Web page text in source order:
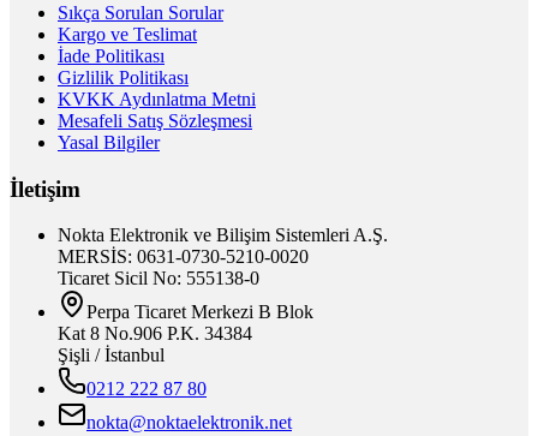
Sıkça Sorulan Sorular
Kargo ve Teslimat
İade Politikası
Gizlilik Politikası
KVKK Aydınlatma Metni
Mesafeli Satış Sözleşmesi
Yasal Bilgiler
İletişim
Nokta Elektronik ve Bilişim Sistemleri A.Ş.
MERSİS: 0631-0730-5210-0020
Ticaret Sicil No: 555138-0
Perpa Ticaret Merkezi B Blok
Kat 8 No.906 P.K. 34384
Şişli / İstanbul
0212 222 87 80
nokta@noktaelektronik.net